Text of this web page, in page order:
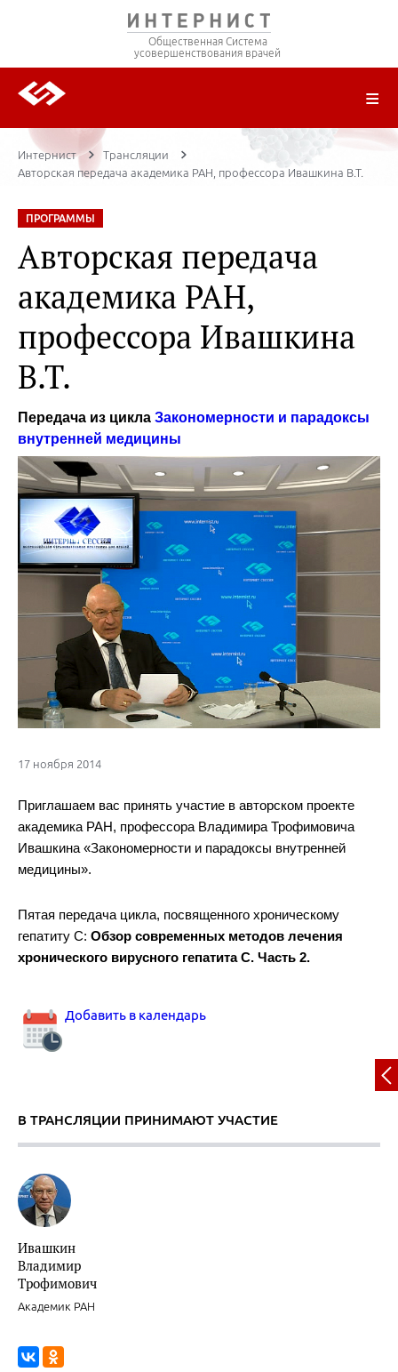
Общественная Система
усовершенствования врачей
ЦИКЛЫ ПЕРЕДАЧ
Интернист
Трансляции
Авторская передача академика РАН, профессора Ивашкина В.Т.
ПРОГРАММЫ
Авторская передача
академика РАН,
профессора Ивашкина
В.Т.
Передача из цикла Закономерности и парадоксы
внутренней медицины
17 ноября 2014
Приглашаем вас принять участие в авторском проекте
академика РАН, профессора Владимира Трофимовича
Ивашкина «Закономерности и парадоксы внутренней
медицины».
Пятая передача цикла, посвященного хроническому
гепатиту С: Обзор современных методов лечения
хронического вирусного гепатита C. Часть 2.
Добавить в календарь
В ТРАНСЛЯЦИИ ПРИНИМАЮТ УЧАСТИЕ
Ивашкин
Владимир
Трофимович
Академик РАН